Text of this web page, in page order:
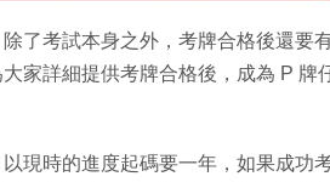
了考試本身之外，考牌合格後還要
家詳細提供考牌合格後，成為 P 牌
以現時的進度起碼要一年，如果成功